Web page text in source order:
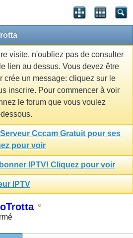
visite, n'oubliez pas de consulter
lien au dessus. Vous devez être
crée un message: cliquez sur le
inscrire. Pour commencer à voir
le forum que vous voulez
Cccam Gratuit pour ses
pour voir
IPTV! Cliquez pour voir
IPTV